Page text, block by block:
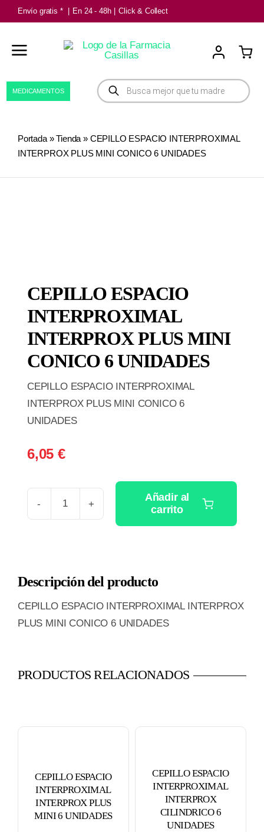
Saltar
al
contenido
Envío gratis * En 24 - 48h Click & Collect
Búsqueda
de
productos
MEDICAMENTOS
Portada»Tienda » CEPILLO ESPACIO INTERPROXIMAL
INTERPROX PLUS MINI CONICO 6 UNIDADES
CEPILLO ESPACIO
INTERPROXIMAL
INTERPROX PLUS MINI
CONICO 6 UNIDADES
CEPILLO ESPACIO INTERPROXIMAL
INTERPROX PLUS MINI CONICO 6
UNIDADES
6,05 €
PLUS
Añadir al
carrito
Descripción del producto
CEPILLO ESPACIO INTERPROXIMAL INTERPROX
PLUS MINI CONICO 6 UNIDADES
PRODUCTOS RELACIONADOS
CEPILLO ESPACIO
INTERPROXIMAL
INTERPROX PLUS
MINI 6 UNIDADES
CEPILLO ESPACIO
INTERPROXIMAL
INTERPROX
CILINDRICO 6
UNIDADES